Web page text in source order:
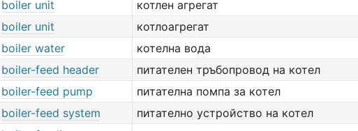
boiler unit
котлен агрегат
boiler unit
котлоагрегат
boiler water
котелна вода
boiler-feed header
питателен тръбопровод на котел
boiler-feed pump
питателна помпа за котел
boiler-feed system
питателно устройство на котел